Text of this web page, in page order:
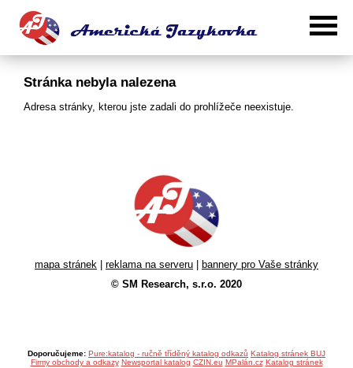
Stránka nebyla nalezena
Adresa stránky, kterou jste zadali do prohlížeče neexistuje.
mapa stránek reklama na serveru
bannery pro Vaše stránky
© SM Research, s.r.o. 2020
Doporučujeme: Pure:katalog - ručně tříděný katalog odkazů Katalog stránek BUJ
Firmy obchody a odkazy Newsportal katalog CZIN.eu MPalán.cz Katalog stránek